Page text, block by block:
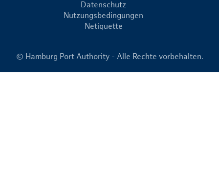
Datenschutz
Nutzungsbedingungen
Netiquette
© Hamburg Port Authority - Alle Rechte vorbehalten.